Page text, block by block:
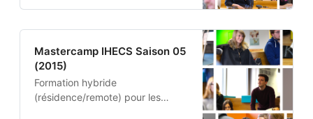
Mastercamp IHECS Saison 05
(2015)
Formation hybride
(résidence/remote) pour les